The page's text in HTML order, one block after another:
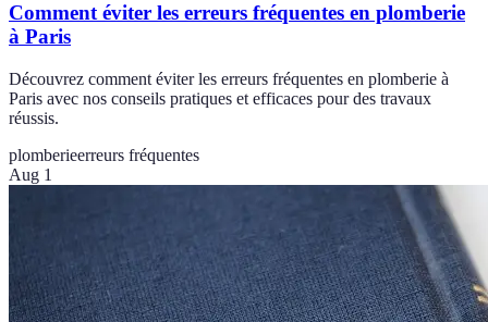
Comment éviter les erreurs fréquentes en plomberie
à Paris
Découvrez comment éviter les erreurs fréquentes en plomberie à
Paris avec nos conseils pratiques et efficaces pour des travaux
réussis.
plomberieerreurs fréquentes
Aug 1